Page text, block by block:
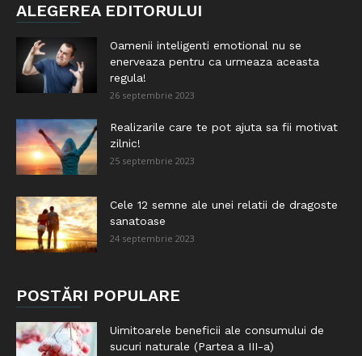
ALEGEREA EDITORULUI
Oamenii inteligenti emotional nu se
enerveaza pentru ca urmeaza aceasta
regula!
26 septembrie 2023
Realizarile care te pot ajuta sa fii motivat
zilnic!
25 septembrie 2023
Cele 12 semne ale unei relatii de dragoste
sanatoase
24 septembrie 2023
POSTĂRI POPULARE
Uimitoarele beneficii ale consumului de
sucuri naturale (Partea a III-a)